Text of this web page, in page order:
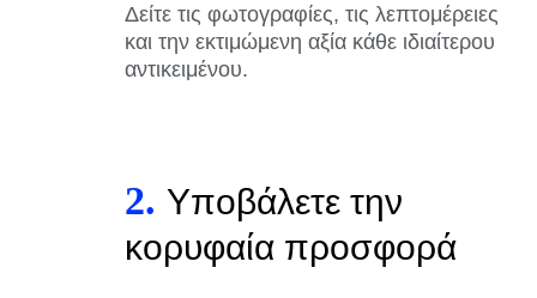
Δείτε τις φωτογραφίες, τις λεπτομέρειες
και την εκτιμώμενη αξία κάθε ιδιαίτερου
αντικειμένου.
2. Υποβάλετε την
κορυφαία προσφορά